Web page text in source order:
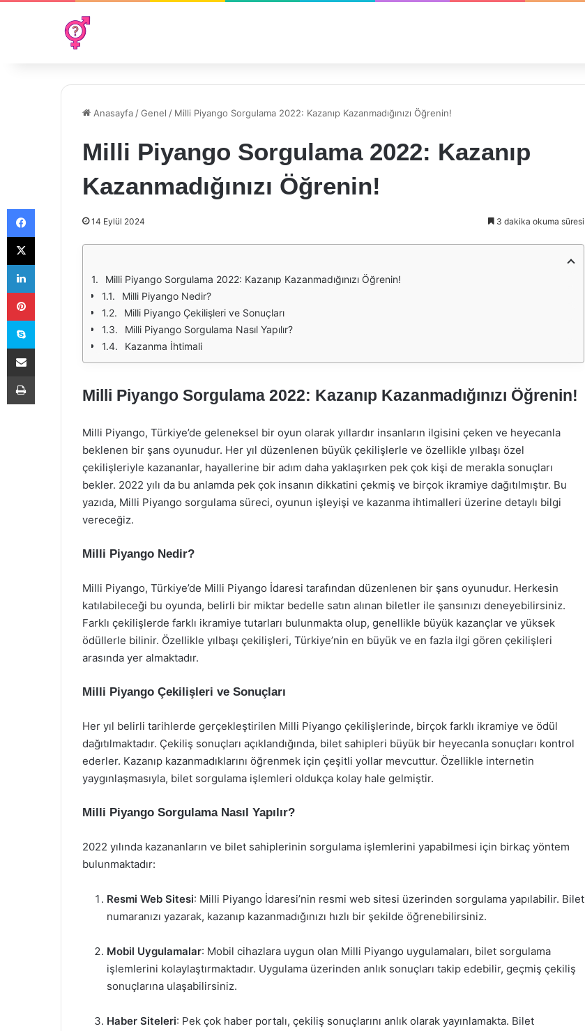
Anasayfa /Genel / Milli Piyango Sorgulama 2022: Kazanıp Kazanmadığınızı Öğrenin!
Milli Piyango Sorgulama 2022: Kazanıp
Kazanmadığınızı Öğrenin!
14 Eylül 2024 3 dakika okuma süresi
Milli Piyango Sorgulama 2022: Kazanıp Kazanmadığınızı Öğrenin!
Milli Piyango Nedir?
Milli Piyango Çekilişleri ve Sonuçları
Milli Piyango Sorgulama Nasıl Yapılır?
Kazanma İhtimali
Milli Piyango Sorgulama 2022: Kazanıp Kazanmadığınızı Öğrenin!
Milli Piyango, Türkiye’de geleneksel bir oyun olarak yıllardır insanların ilgisini çeken ve heyecanla
beklenen bir şans oyunudur. Her yıl düzenlenen büyük çekilişlerle ve özellikle yılbaşı özel
çekilişleriyle kazananlar, hayallerine bir adım daha yaklaşırken pek çok kişi de merakla sonuçları
bekler. 2022 yılı da bu anlamda pek çok insanın dikkatini çekmiş ve birçok ikramiye dağıtılmıştır. Bu
yazıda, Milli Piyango sorgulama süreci, oyunun işleyişi ve kazanma ihtimalleri üzerine detaylı bilgi
vereceğiz.
Milli Piyango Nedir?
Milli Piyango, Türkiye’de Milli Piyango İdaresi tarafından düzenlenen bir şans oyunudur. Herkesin
katılabileceği bu oyunda, belirli bir miktar bedelle satın alınan biletler ile şansınızı deneyebilirsiniz.
Farklı çekilişlerde farklı ikramiye tutarları bulunmakta olup, genellikle büyük kazançlar ve yüksek
ödüllerle bilinir. Özellikle yılbaşı çekilişleri, Türkiye’nin en büyük ve en fazla ilgi gören çekilişleri
arasında yer almaktadır.
Milli Piyango Çekilişleri ve Sonuçları
Her yıl belirli tarihlerde gerçekleştirilen Milli Piyango çekilişlerinde, birçok farklı ikramiye ve ödül
dağıtılmaktadır. Çekiliş sonuçları açıklandığında, bilet sahipleri büyük bir heyecanla sonuçları kontrol
ederler. Kazanıp kazanmadıklarını öğrenmek için çeşitli yollar mevcuttur. Özellikle internetin
yaygınlaşmasıyla, bilet sorgulama işlemleri oldukça kolay hale gelmiştir.
Milli Piyango Sorgulama Nasıl Yapılır?
2022 yılında kazananların ve bilet sahiplerinin sorgulama işlemlerini yapabilmesi için birkaç yöntem
bulunmaktadır:
Resmi Web Sitesi: Milli Piyango İdaresi’nin resmi web sitesi üzerinden sorgulama yapılabilir. Bilet
numaranızı yazarak, kazanıp kazanmadığınızı hızlı bir şekilde öğrenebilirsiniz.
Mobil Uygulamalar: Mobil cihazlara uygun olan Milli Piyango uygulamaları, bilet sorgulama
işlemlerini kolaylaştırmaktadır. Uygulama üzerinden anlık sonuçları takip edebilir, geçmiş çekiliş
sonuçlarına ulaşabilirsiniz.
Haber Siteleri: Pek çok haber portalı, çekiliş sonuçlarını anlık olarak yayınlamakta. Bilet
Facebook
X
LinkedIn
Pinterest
Skype
E-Posta ile paylaş